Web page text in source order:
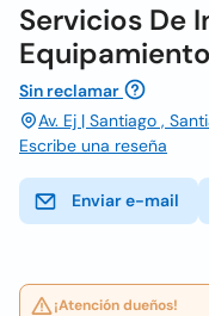
Servicios De
Sin reclamar
Av. Ej | Santiago ,
Escribe una reseña
Enviar e-mail
¡Atención dueños!